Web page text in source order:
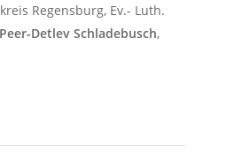
Regensburg, Ev.- Luth.
Detlev Schladebusch,